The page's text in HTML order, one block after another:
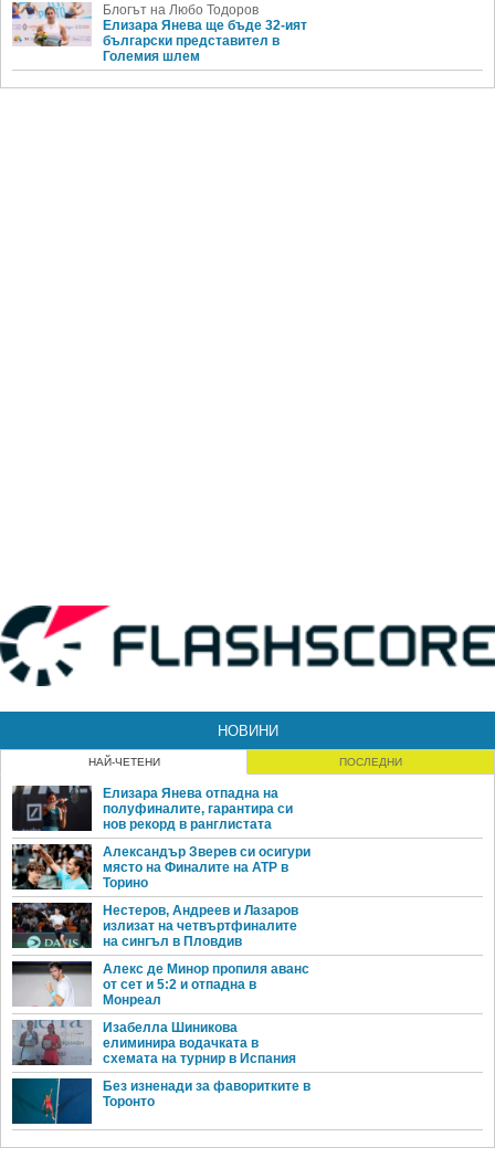
Блогът на Любо Тодоров
Елизара Янева ще бъде 32-ият
български представител в
Големия шлем
НОВИНИ
НАЙ-ЧЕТЕНИ ПОСЛЕДНИ
Елизара Янева отпадна на
полуфиналите, гарантира си
нов рекорд в ранглистата
Александър Зверев си осигури
място на Финалите на ATP в
Торино
Нестеров, Андреев и Лазаров
излизат на четвъртфиналите
на сингъл в Пловдив
Алекс де Минор пропиля аванс
от сет и 5:2 и отпадна в
Монреал
Изабелла Шиникова
елиминира водачката в
схемата на турнир в Испания
Без изненади за фаворитките в
Торонто